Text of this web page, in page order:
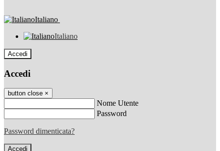
Italiano
Italiano
Accedi
Accedi
button close ×
Nome Utente
Password
Password dimenticata?